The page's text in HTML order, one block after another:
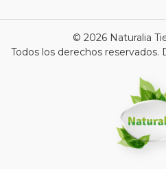
© 2026 Naturalia
Todos los derechos reservados.